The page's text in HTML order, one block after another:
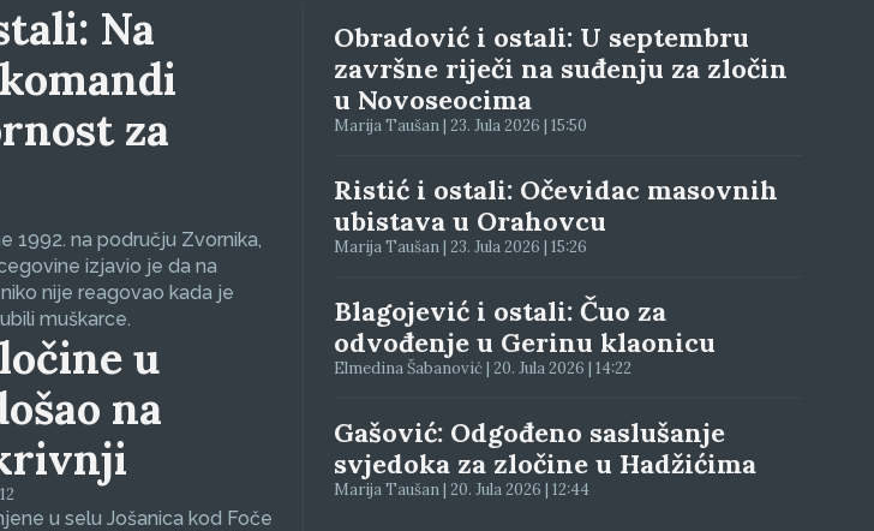
Na
za
1992. na području Zvornika,
izjavio je da na
nije reagovao kada je
muškarce.
u
na
u selu Jošanica kod Foče
Obradović i ostali: U septembru
završne riječi na suđenju za zločin
u Novoseocima
Marija Taušan | 23. Jula 2026 | 15:50
Ristić i ostali: Očevidac masovnih
ubistava u Orahovcu
Marija Taušan | 23. Jula 2026 | 15:26
Blagojević i ostali: Čuo za
odvođenje u Gerinu klaonicu
Elmedina Šabanović | 20. Jula 2026 | 14:22
Gašović: Odgođeno saslušanje
svjedoka za zločine u Hadžićima
Marija Taušan | 20. Jula 2026 | 12:44